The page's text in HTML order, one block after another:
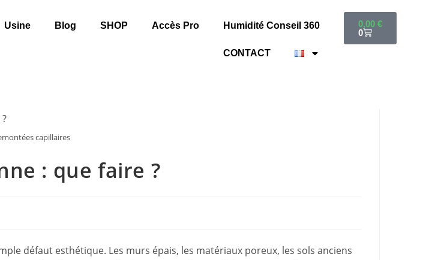
Usine Blog SHOP Accès Pro Humidité Conseil 360
CONTACT
0,00 €
0
capillaires
: que faire ?
défaut esthétique. Les murs épais, les matériaux poreux, les sols anciens